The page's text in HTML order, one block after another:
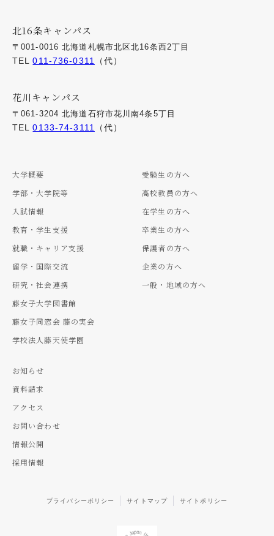
北16条キャンパス
〒001-0016 北海道札幌市北区北16条西2丁目
TEL011-736-0311 （代）
花川キャンパス
〒061-3204 北海道石狩市花川南4条5丁目
TEL0133-74-3111 （代）
大学概要
学部・大学院等
入試情報
教育・学生支援
就職・キャリア支援
留学・国際交流
研究・社会連携
藤女子大学図書館
藤女子同窓会 藤の実会
学校法人藤天使学園
受験生の方へ
高校教員の方へ
在学生の方へ
卒業生の方へ
保護者の方へ
企業の方へ
一般・地域の方へ
お知らせ
資料請求
アクセス
お問い合わせ
情報公開
採用情報
プライバシーポリシー サイトマップ サイトポリシー